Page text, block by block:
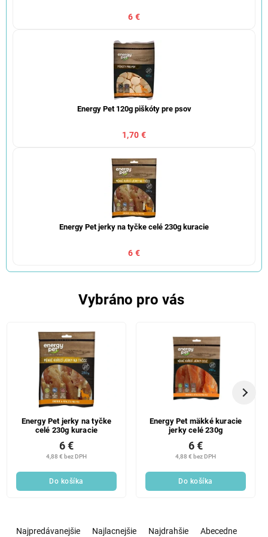
6 €
Energy Pet 120g piškóty pre psov
1,70 €
Energy Pet jerky na tyčke celé 230g kuracie
6 €
Vybráno pro vás
Energy Pet jerky na tyčke
celé 230g kuracie
4,88 € bez DPH
6 €
Do košíka
Energy Pet mäkké kuracie
jerky celé 230g
4,88 € bez DPH
6 €
Do košíka
Najpredávanejšie Najlacnejšie Najdrahšie Abecedne